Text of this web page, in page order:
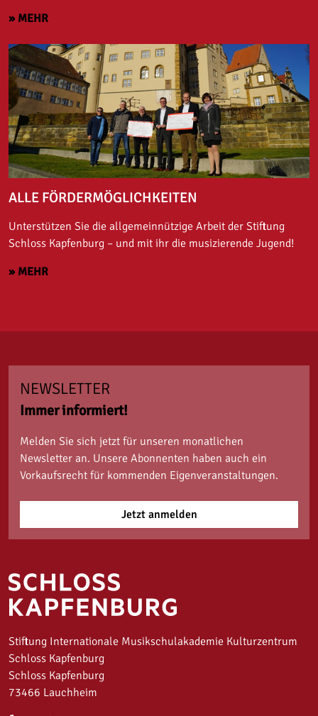
» MEHR
ALLE FÖRDERMÖGLICHKEITEN
Unterstützen Sie die allgemeinnützige Arbeit der Stiftung
Schloss Kapfenburg – und mit ihr die musizierende Jugend!
» MEHR
NEWSLETTER
Immer informiert!
Melden Sie sich jetzt für unseren monatlichen
Newsletter an. Unsere Abonnenten haben auch ein
Vorkaufsrecht für kommenden Eigenveranstaltungen.
Jetzt anmelden
Stiftung Internationale Musikschulakademie Kulturzentrum
Schloss Kapfenburg
Schloss Kapfenburg
73466 Lauchheim